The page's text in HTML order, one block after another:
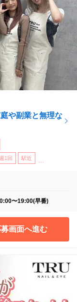
や副業と無理な
1回 駅近
〜19:00(早番)
募画面へ進む